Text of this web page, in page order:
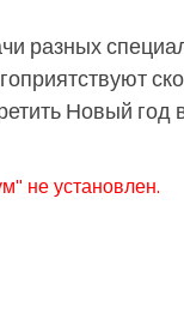
разных
Новый год
не установлен.